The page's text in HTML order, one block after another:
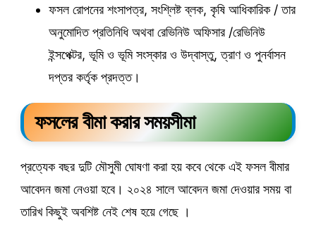
ফসল রোপনের শংসাপত্র, সংশ্লিষ্ট ব্লক, কৃষি আধিকারিক / তার
অনুমোদিত প্রতিনিধি অথবা রেভিনিউ অফিসার /রেভিনিউ
ইন্সপেক্টর, ভূমি ও ভূমি সংস্কার ও উদ্বাস্তু, ত্রাণ ও পুনর্বাসন
দপ্তর কর্তৃক প্রদত্ত।
ফসলের বীমা করার সময়সীমা
প্রত্যেক বছর দুটি মৌসুমী ঘোষণা করা হয় কবে থেকে এই ফসল বীমার
আবেদন জমা নেওয়া হবে। ২০২৪ সালে আবেদন জমা দেওয়ার সময় বা
তারিখ কিছুই অবশিষ্ট নেই শেষ হয়ে গেছে ।